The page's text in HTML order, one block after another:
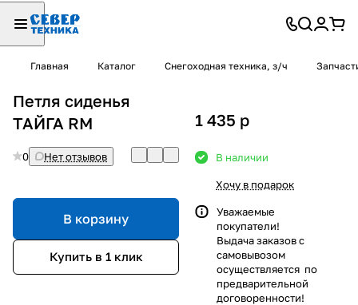
Главная Каталог Снегоходная техника, з/ч
Петля сиденья
ТАЙГА RM
0 Нет отзывов
В корзину
Купить в 1 клик
1 435 p
В наличии
Хочу в подарок
Уважаемые
покупатели!
Выдача заказов с
самовывозом
осуществляется по
предварительной
договоренности!